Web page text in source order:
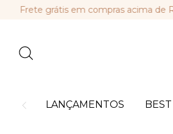
grátis em compras acima de R$
LANÇAMENTOS